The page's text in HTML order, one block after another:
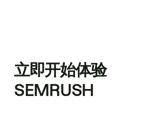
立即开始体验
SEMRUSH